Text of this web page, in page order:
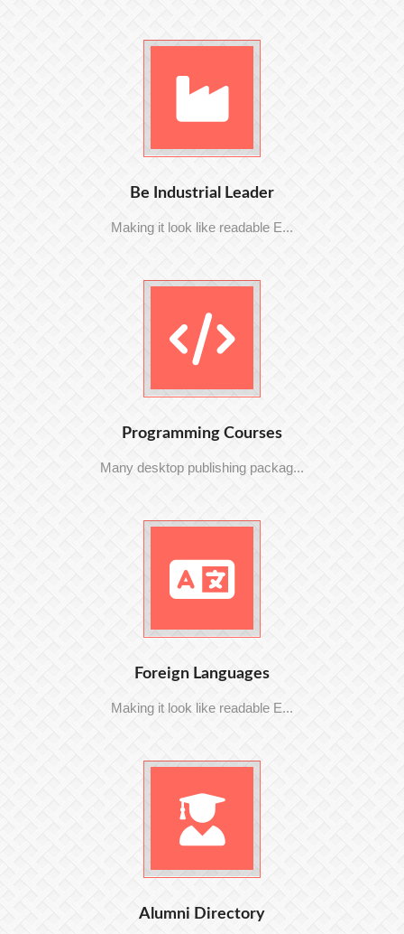
Be Industrial Leader
Making it look like readable E...
Programming Courses
Many desktop publishing packag...
Foreign Languages
Making it look like readable E...
Alumni Directory